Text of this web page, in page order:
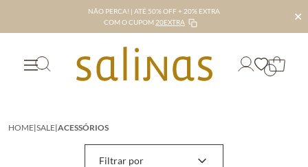
NÃO PERCA! | ATÉ 50% OFF + 20% EXTRA
COM O CUPOM 20EXTRA ✕
HOME|SALE|ACESSÓRIOS
Filtrar por